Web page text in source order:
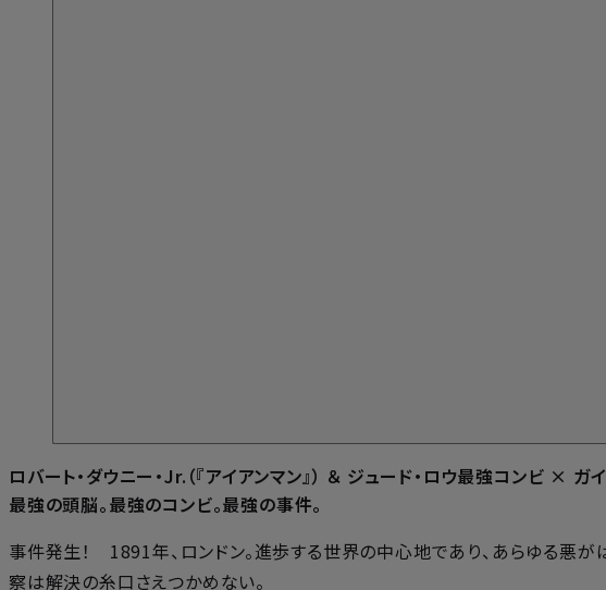
ロバート・ダウニー・Jr.（『アイアンマン』） ＆ ジュード・ロウ最強コンビ ×
最強の頭脳。最強のコンビ。最強の事件。
事件発生！ 1891年、ロンドン。進歩する世界の中心地であり、あらゆる悪
察は解決の糸口さえつかめない。